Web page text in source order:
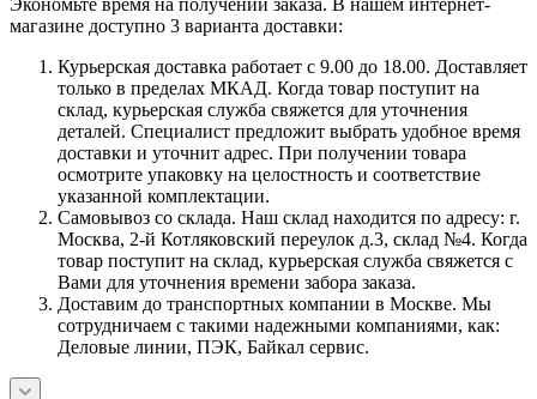
Экономьте время на получении заказа. В нашем интернет-
магазине доступно 3 варианта доставки:
Курьерская доставка работает с 9.00 до 18.00. Доставляет
только в пределах МКАД. Когда товар поступит на
склад, курьерская служба свяжется для уточнения
деталей. Специалист предложит выбрать удобное время
доставки и уточнит адрес. При получении товара
осмотрите упаковку на целостность и соответствие
указанной комплектации.
Самовывоз со склада. Наш склад находится по адресу: г.
Москва, 2-й Котляковский переулок д.3, склад №4. Когда
товар поступит на склад, курьерская служба свяжется с
Вами для уточнения времени забора заказа.
Доставим до транспортных компании в Москве. Мы
сотрудничаем с такими надежными компаниями, как:
Деловые линии, ПЭК, Байкал сервис.